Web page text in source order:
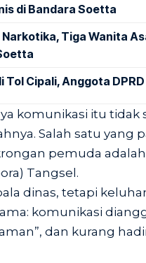
di Bandara Soetta
Tiga Wanita
Tol Cipali, Anggota
komunikasi itu tidak
Salah satu yang
pemuda
Tangsel.
dinas, tetapi
komunikasi
dan kurang